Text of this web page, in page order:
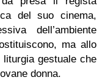
del suo cinema,
dell’ambiente
ma allo
gestuale che
donna.